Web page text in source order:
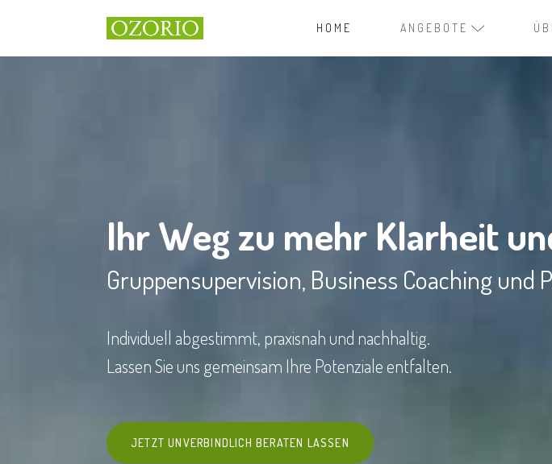
HOME ANGEBOTE
Ihr Weg zu mehr Klarheit
Gruppensupervision, Business Coaching und
Individuell abgestimmt, praxisnah und nachhaltig.
Lassen Sie uns gemeinsam Ihre Potenziale entfalten.
JETZT UNVERBINDLICH BERATEN LASSEN